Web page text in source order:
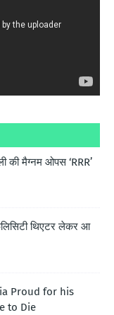
की मैग्नम ओपस ‘RRR’
थिएटर लेकर आ
Proud for his
to Die